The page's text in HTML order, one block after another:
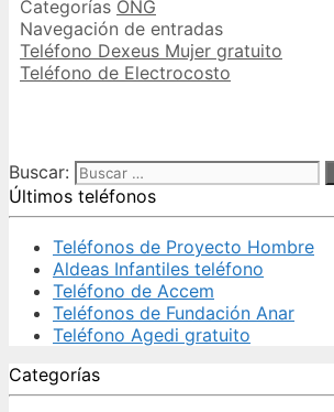
Categorías ONG
Navegación de entradas
Teléfono Dexeus Mujer gratuito
Teléfono de Electrocosto
Buscar:
Últimos teléfonos
Teléfonos de Proyecto Hombre
Aldeas Infantiles teléfono
Teléfono de Accem
Teléfonos de Fundación Anar
Teléfono Agedi gratuito
Categorías